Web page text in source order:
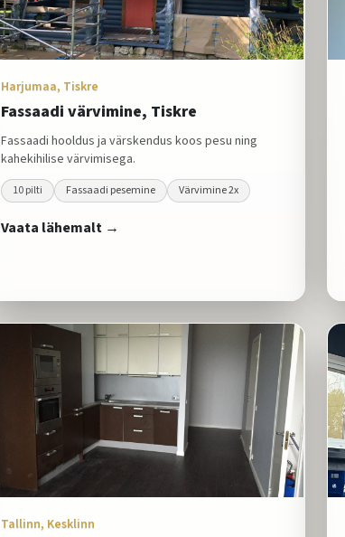
Harjumaa, Tiskre
Fassaadi värvimine, Tiskre
Fassaadi hooldus ja värskendus koos pesu ning
kahekihilise värvimisega.
10pilti Fassaadi pesemine Värvimine 2x
Vaata lähemalt →
Tallinn, Kesklinn